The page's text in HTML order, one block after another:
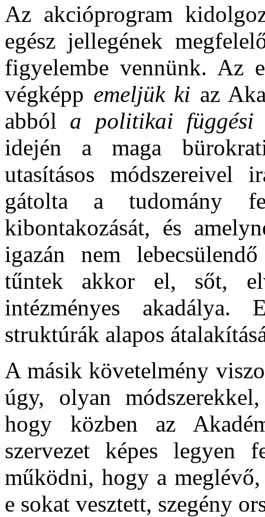
Az akcióprogram
egész jellegének
figyelembe vennünk. Az
végképp emeljük ki az
abból a politikai függési
idején a maga
utasításos módszereivel
gátolta a tudomány
kibontakozását, és
igazán nem
tűntek akkor el, sőt,
intézményes
struktúrák alapos
A másik követelmény
úgy, olyan
hogy közben az
szervezet képes legyen
működni, hogy a meglévő,
e sokat vesztett, szegény